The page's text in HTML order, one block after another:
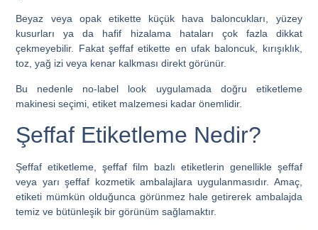
Beyaz veya opak etikette küçük hava baloncukları, yüzey
kusurları ya da hafif hizalama hataları çok fazla dikkat
çekmeyebilir. Fakat şeffaf etikette en ufak baloncuk, kırışıklık,
toz, yağ izi veya kenar kalkması direkt görünür.
Bu nedenle no-label look uygulamada doğru etiketleme
makinesi seçimi, etiket malzemesi kadar önemlidir.
Şeffaf Etiketleme Nedir?
Şeffaf etiketleme, şeffaf film bazlı etiketlerin genellikle şeffaf
veya yarı şeffaf kozmetik ambalajlara uygulanmasıdır. Amaç,
etiketi mümkün olduğunca görünmez hale getirerek ambalajda
temiz ve bütünleşik bir görünüm sağlamaktır.